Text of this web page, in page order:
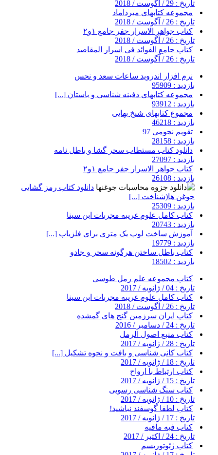
تاریخ : 29 / آگوست / 2018
مجموعه کتابهای میرداماد
تاریخ : 26 / آگوست / 2018
کتاب جواهر الاسرار جفر جامع ۱و۲
تاریخ : 26 / آگوست / 2018
کتاب جامع الفوائد فی اسرار المقاصد
تاریخ : 26 / آگوست / 2018
نرم افزار اندروید ساعات سعد و نحس
بازدید : 95909
مجموعه کتابهای دفینه شناسی و باستان [...]
بازدید : 93912
مجموع کتابهای شیخ بهایی
بازدید : 46218
تقویم نجومی 97
بازدید : 28158
دانلود کتاب مستطاب سحر گشا و باطل نامه
بازدید : 27097
کتاب جواهر الاسرار جفر جامع ۱و۲
بازدید : 26108
دانلود کتاب رمز گشایی
جوغن ها(شناخت [...]
بازدید : 25309
کتاب کامل علوم غریبه مجربات ابن سینا
بازدید : 20743
آموزش ساخت لوپ یک متری برای فلزیاب [...]
بازدید : 19779
کتاب باطل ساختن هرگونه سحر و جادو
بازدید : 18502
کتاب مجموعه علم رمل طوسی
تاریخ : 04 / ژانویه / 2017
کتاب کامل علوم غریبه مجربات ابن سینا
تاریخ : 26 / آگوست / 2018
کتاب ایران سرزمین گنج های گمشده
تاریخ : 24 / دسامبر / 2016
کتاب منبع اصول الرمل
تاریخ : 28 / ژانویه / 2017
کتاب کانی شناسی و بافت و نحوه تشکیل [...]
تاریخ : 18 / ژانویه / 2017
کتاب ارتباط با ارواح
تاریخ : 15 / ژانویه / 2017
کتاب سنگ شناسی رسوبی
تاریخ : 10 / ژانویه / 2017
کتاب لطفا گوسفند نباشید!
تاریخ : 17 / ژانویه / 2017
کتاب فیه مافیه
تاریخ : 24 / اکتبر / 2017
کتاب ژئوتوریسم